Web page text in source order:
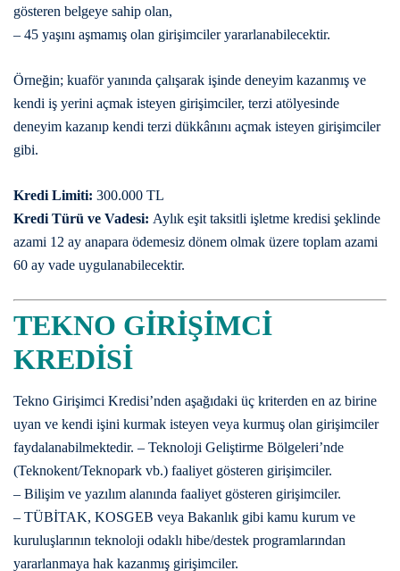
gösteren belgeye sahip olan,
– 45 yaşını aşmamış olan girişimciler yararlanabilecektir.
Örneğin; kuaför yanında çalışarak işinde deneyim kazanmış ve
kendi iş yerini açmak isteyen girişimciler, terzi atölyesinde
deneyim kazanıp kendi terzi dükkânını açmak isteyen girişimciler
gibi.
Kredi Limiti: 300.000 TL
Kredi Türü ve Vadesi: Aylık eşit taksitli işletme kredisi şeklinde
azami 12 ay anapara ödemesiz dönem olmak üzere toplam azami
60 ay vade uygulanabilecektir.
TEKNO GİRİŞİMCİ
KREDİSİ
Tekno Girişimci Kredisi’nden aşağıdaki üç kriterden en az birine
uyan ve kendi işini kurmak isteyen veya kurmuş olan girişimciler
faydalanabilmektedir. – Teknoloji Geliştirme Bölgeleri’nde
(Teknokent/Teknopark vb.) faaliyet gösteren girişimciler.
– Bilişim ve yazılım alanında faaliyet gösteren girişimciler.
– TÜBİTAK, KOSGEB veya Bakanlık gibi kamu kurum ve
kuruluşlarının teknoloji odaklı hibe/destek programlarından
yararlanmaya hak kazanmış girişimciler.